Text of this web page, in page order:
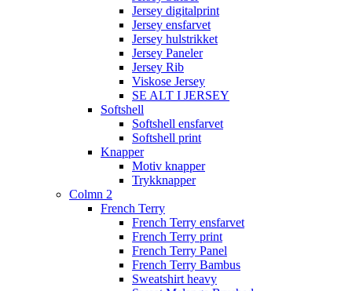
Jersey digitalprint
Jersey ensfarvet
Jersey hulstrikket
Jersey Paneler
Jersey Rib
Viskose Jersey
SE ALT I JERSEY
Softshell
Softshell ensfarvet
Softshell print
Knapper
Motiv knapper
Trykknapper
Colmn 2
French Terry
French Terry ensfarvet
French Terry print
French Terry Panel
French Terry Bambus
Sweatshirt heavy